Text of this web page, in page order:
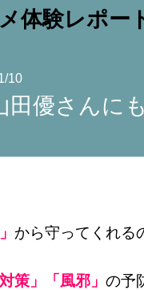
10
田優さんに
から守ってくれる
策」「風邪」 の予